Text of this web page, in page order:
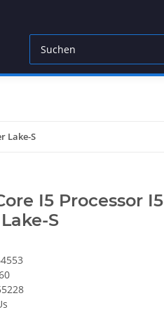
Lake-S
I5 Processor
S